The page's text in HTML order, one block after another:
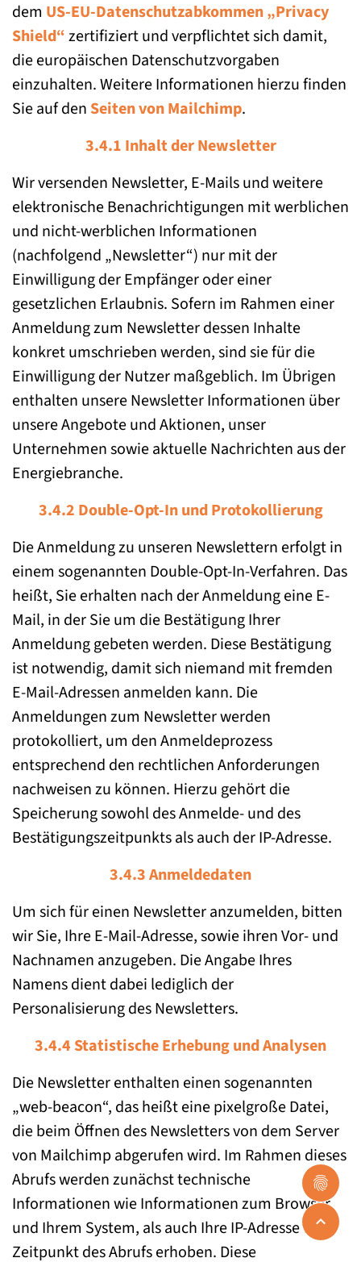
dem US-EU-Datenschutzabkommen „Privacy
Shield“zertifiziert und verpflichtet sich damit,
die europäischen Datenschutzvorgaben
einzuhalten. Weitere Informationen hierzu finden
Sie auf den Seiten von Mailchimp.
3.4.1 Inhalt der Newsletter
Wir versenden Newsletter, E-Mails und weitere
elektronische Benachrichtigungen mit werblichen
und nicht-werblichen Informationen
(nachfolgend „Newsletter“) nur mit der
Einwilligung der Empfänger oder einer
gesetzlichen Erlaubnis. Sofern im Rahmen einer
Anmeldung zum Newsletter dessen Inhalte
konkret umschrieben werden, sind sie für die
Einwilligung der Nutzer maßgeblich. Im Übrigen
enthalten unsere Newsletter Informationen über
unsere Angebote und Aktionen, unser
Unternehmen sowie aktuelle Nachrichten aus der
Energiebranche.
3.4.2 Double-Opt-In und Protokollierung
Die Anmeldung zu unseren Newslettern erfolgt in
einem sogenannten Double-Opt-In-Verfahren. Das
heißt, Sie erhalten nach der Anmeldung eine E-
Mail, in der Sie um die Bestätigung Ihrer
Anmeldung gebeten werden. Diese Bestätigung
ist notwendig, damit sich niemand mit fremden
E-Mail-Adressen anmelden kann. Die
Anmeldungen zum Newsletter werden
protokolliert, um den Anmeldeprozess
entsprechend den rechtlichen Anforderungen
nachweisen zu können. Hierzu gehört die
Speicherung sowohl des Anmelde- und des
Bestätigungszeitpunkts als auch der IP-Adresse.
3.4.3 Anmeldedaten
Um sich für einen Newsletter anzumelden, bitten
wir Sie, Ihre E-Mail-Adresse, sowie ihren Vor- und
Nachnamen anzugeben. Die Angabe Ihres
Namens dient dabei lediglich der
Personalisierung des Newsletters.
3.4.4 Statistische Erhebung und Analysen
Die Newsletter enthalten einen sogenannten
„web-beacon“, das heißt eine pixelgroße Datei,
die beim Öffnen des Newsletters von dem Server
von Mailchimp abgerufen wird. Im Rahmen dieses
Abrufs werden zunächst technische
Informationen wie Informationen zum Browser
und Ihrem System, als auch Ihre IP-Adresse und
Zeitpunkt des Abrufs erhoben. Diese